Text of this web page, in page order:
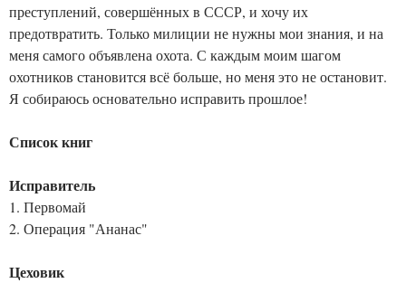
преступлений, совершённых в СССР, и хочу их
предотвратить. Только милиции не нужны мои знания, и на
меня самого объявлена охота. С каждым моим шагом
охотников становится всё больше, но меня это не остановит.
Я собираюсь основательно исправить прошлое!
Список книг
Исправитель
1. Первомай
2. Операция "Ананас"
Цеховик